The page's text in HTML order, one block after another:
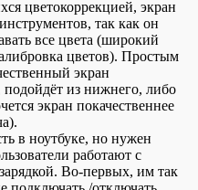
цветокоррекцией, экран
так как он
все цвета (широкий
цветов). Простым
экран
подойдёт из нижнего, либо
экран покачественнее
в ноутбуке, но нужен
работают с
Во-первых, им так